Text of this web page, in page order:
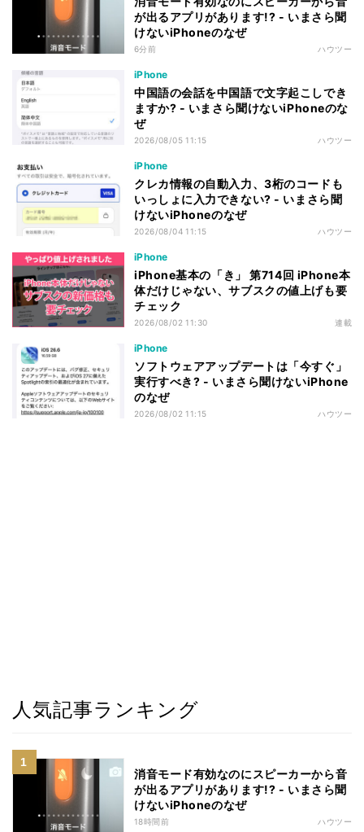
が出るアプリがあります!? - いまさら聞
けないiPhoneのなぜ
6分前 ハウツー
iPhone
中国語の会話を中国語で文字起こしでき
ますか? - いまさら聞けないiPhoneのな
ぜ
2026/08/05 11:15 ハウツー
iPhone
クレカ情報の自動入力、3桁のコードも
いっしょに入力できない? - いまさら聞
けないiPhoneのなぜ
2026/08/04 11:15 ハウツー
iPhone
iPhone基本の「き」 第714回 iPhone本
体だけじゃない、サブスクの値上げも要
チェック
2026/08/02 11:30 連載
iPhone
ソフトウェアアップデートは「今すぐ」
実行すべき? - いまさら聞けないiPhone
のなぜ
2026/08/02 11:15 ハウツー
人気記事ランキング
消音モード有効なのにスピーカーから音
が出るアプリがあります!? - いまさら聞
けないiPhoneのなぜ
18時間前 ハウツー